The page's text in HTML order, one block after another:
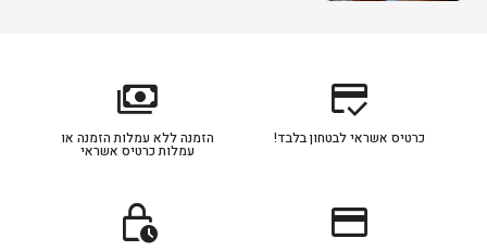
credit_score
כרטיס אשראי לבטחון בלבד!
payments
הזמנה ללא עמלות הזמנה או
עמלות כרטיס אשראי
credit_card
lock_clock